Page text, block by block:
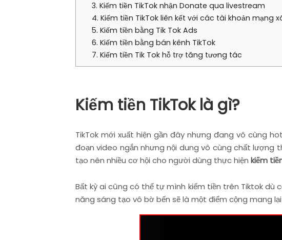
3. Kiếm tiền TikTok nhận Donate qua livestream
4. Kiếm tiền TikTok liên kết với các tài khoản mạng
5. Kiếm tiền bằng Tik Tok Ads
6. Kiếm tiền bằng bán kênh TikTok
7. Kiếm tiền Tik Tok hỗ trợ tăng tương tác
Kiếm tiền TikTok là gì?
TikTok mới xuất hiện gần đây nhưng đang vô cùng
đoạn video ngắn nhưng nội dung vô cùng chất lượng
tạo nên nhiều cơ hội cho người dùng thực hiện kiếm
Bất kỳ ai cũng có thể tự mình kiếm tiền trên Tiktok dù
năng sáng tạo vô bờ bến sẽ là một điểm cộng mang